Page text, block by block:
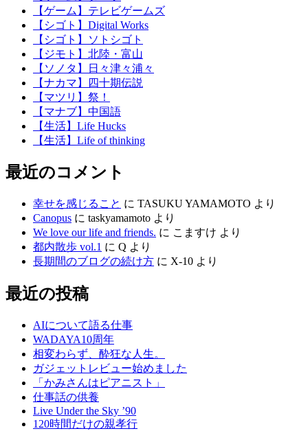
【ゲーム】テレビゲームズ
【シゴト】Digital Works
【シゴト】ソトシゴト
【ジモト】北陸・富山
【ソノタ】日々津々浦々
【ナカマ】四十期伝説
【マツリ】祭！
【マナブ】中国語
【生活】Life Hucks
【生活】Life of thinking
最近のコメント
幸せを感じること に TASUKU YAMAMOTO より
Canopus に taskyamamoto より
We love our life and friends. に こますけ より
都内散歩 vol.1 に Q より
長期間のブログの続け方 に X-10 より
最近の投稿
AIについて語る仕事
WADAYA10周年
相変わらず、酔狂な人生。
ガジェットレビュー始めました
「かみさんはピアニスト」
仕事話の供養
Live Under the Sky ’90
120時間だけの親孝行